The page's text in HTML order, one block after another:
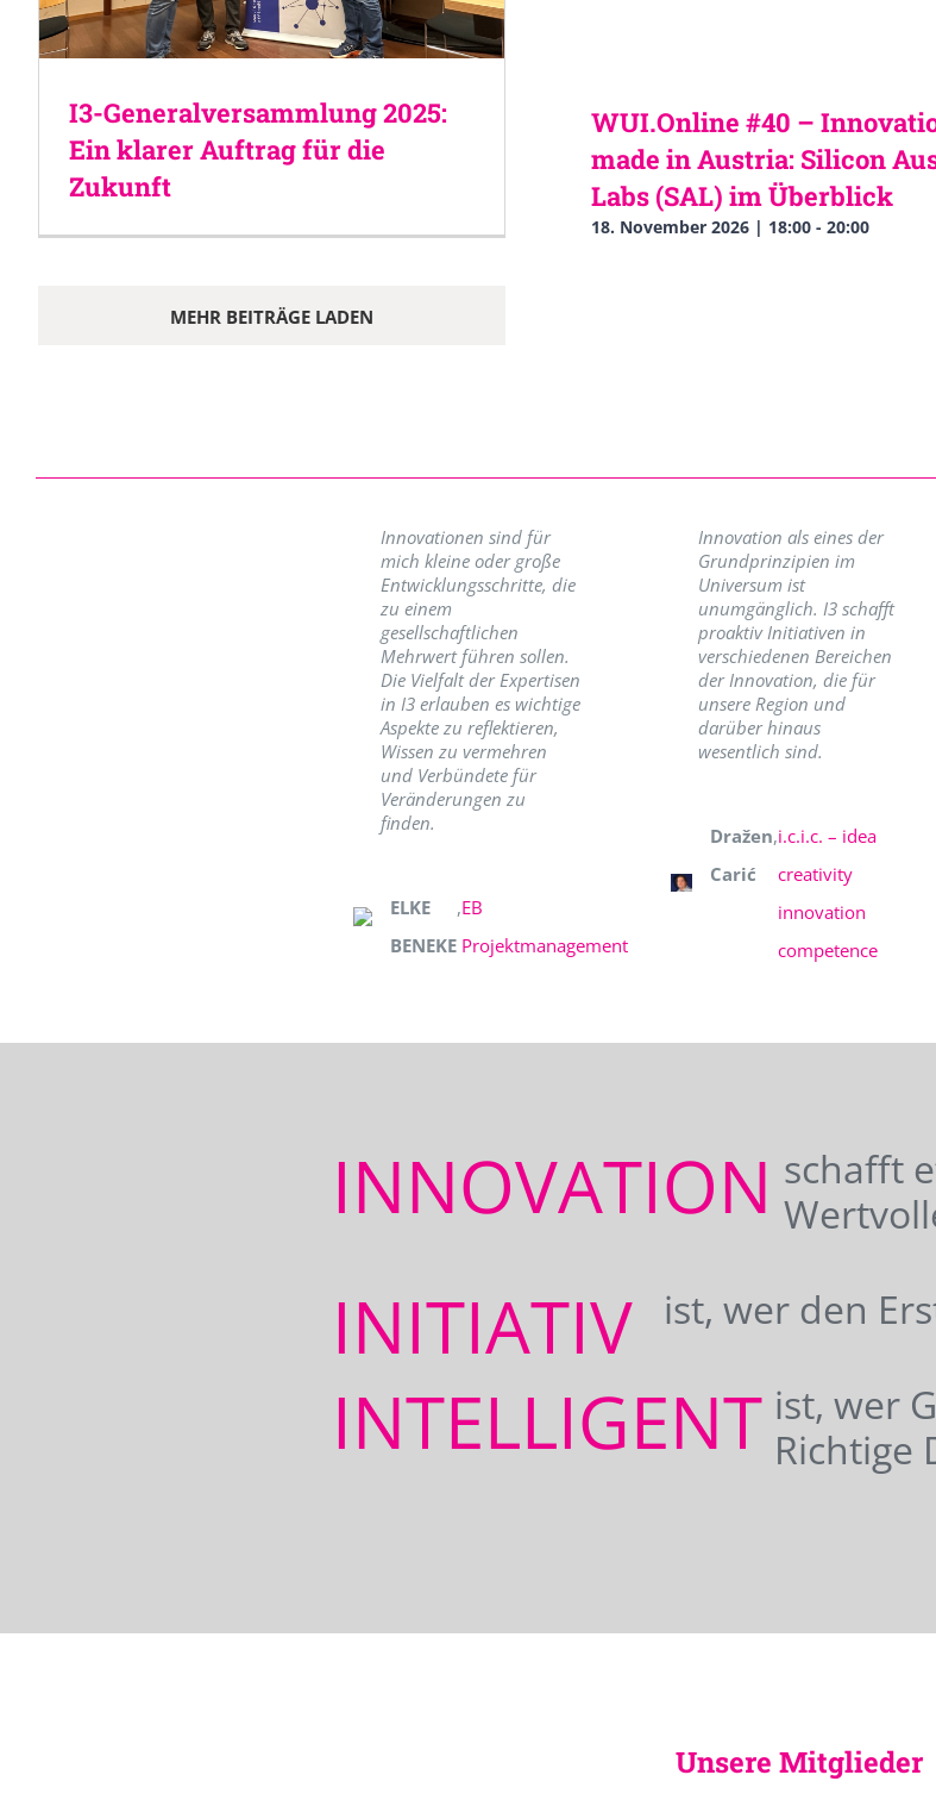
I3-Generalversammlung 2025:
Ein klarer Auftrag für die
Zukunft
MEHR BEITRÄGE LADEN
WUI.Online #40 –
made in Austria: Silicon
Labs (SAL) im Überblick
18. November 2026 | 18:00- 20:00
Innovationen sind für
mich kleine oder große
Entwicklungsschritte, die
zu einem
gesellschaftlichen
Mehrwert führen sollen.
Die Vielfalt der Expertisen
in I3 erlauben es wichtige
Aspekte zu reflektieren,
Wissen zu vermehren
und Verbündete für
Veränderungen zu
finden.
ELKE
BENEKE
,EB
Projektmanagement
Innovation als eines der
Grundprinzipien im
Universum ist
unumgänglich. I3 schafft
proaktiv Initiativen in
verschiedenen Bereichen
der Innovation, die für
unsere Region und
darüber hinaus
wesentlich sind.
Dražen
Carić
,i.c.i.c. – idea
creativity
innovation
competence
INNOVATION schafft
INITIATIV ist, wer den
INTELLIGENT ist, wer
Richtige
Unsere Mitglieder